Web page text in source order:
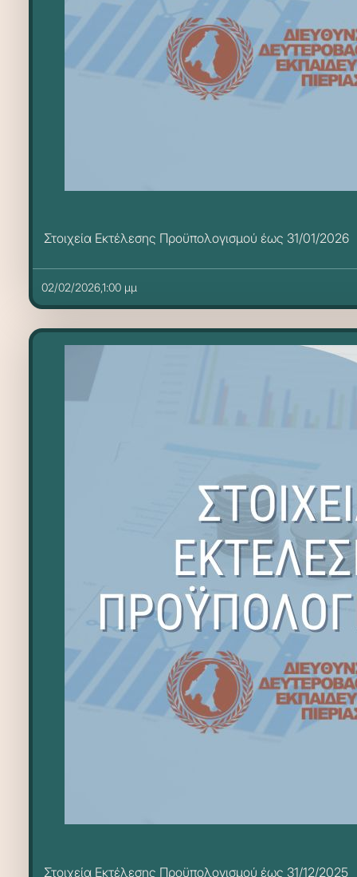
Στοιχεία Εκτέλεσης Προϋπολογισμού έως 31/01/2026
02/02/2026,1:00 μμ
Στοιχεία Εκτέλεσης Προϋπολογισμού έως 31/12/2025